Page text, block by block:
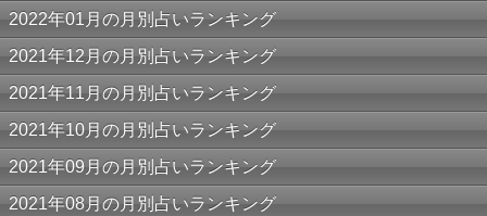
2022年01月の月別占いランキング
2021年12月の月別占いランキング
2021年11月の月別占いランキング
2021年10月の月別占いランキング
2021年09月の月別占いランキング
2021年08月の月別占いランキング